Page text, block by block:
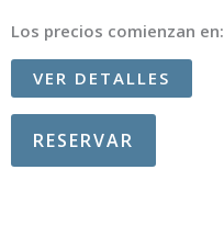
Los precios comienzan en:
VER DETALLES
RESERVAR